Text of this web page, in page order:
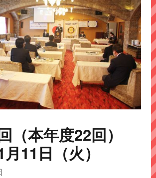
（本年度22回）
11日（火）